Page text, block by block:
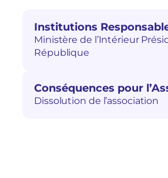
Institutions
Ministère de l’Intérieur
République
Conséquences pour
Dissolution de l’association